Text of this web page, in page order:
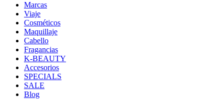
Marcas
Viaje
Cosméticos
Maquillaje
Cabello
Fragancias
K-BEAUTY
Accesorios
SPECIALS
SALE
Blog